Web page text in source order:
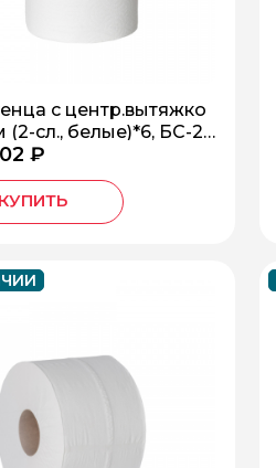
с центр.вытяжко
(2-сл., белые)*6, БС-2-
₽
КУПИТЬ